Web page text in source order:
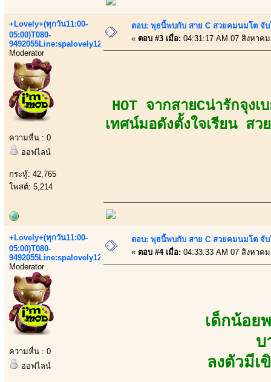
+Lovely+(ทุกวัน11:00-
05:00)T080-
9492055Line:spalovely123
Moderator
ความหื่น : 0
ออฟไลน์
กระทู้: 42,765
โพสต์: 5,214
ตอบ: พุธนี้พบกับ สาย C สวยคมนมโต จั
« ตอบ #3 เมื่อ: 04:31:17 AM 07 สิงหาค
HOT จากสายCน่ารักจุ
เทศน์มอดังตั้งใจเรียน สว
+Lovely+(ทุกวัน11:00-
05:00)T080-
9492055Line:spalovely123
Moderator
ความหื่น : 0
ออฟไลน์
ตอบ: พุธนี้พบกับ สาย C สวยคมนมโต จั
« ตอบ #4 เมื่อ: 04:33:33 AM 07 สิงหาค
เด็กน้อย
บ
ลงตัวมีเ